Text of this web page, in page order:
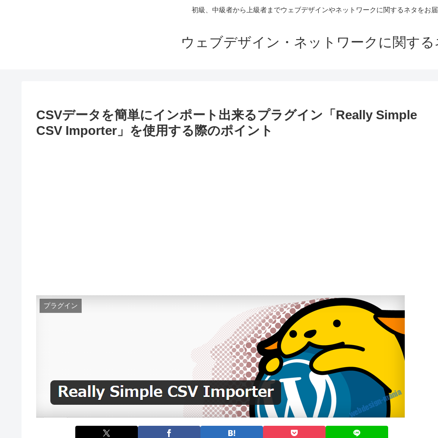
初級、中級者から上級者までウェブデザインやネットワークに関するネタをお
ウェブデザイン・ネットワークに関する
CSVデータを簡単にインポート出来るプラグイン「Really Simple
CSV Importer」を使用する際のポイント
プラグイン